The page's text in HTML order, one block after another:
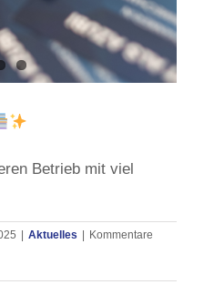
Betrieb mit viel
| Aktuelles | Kommentare